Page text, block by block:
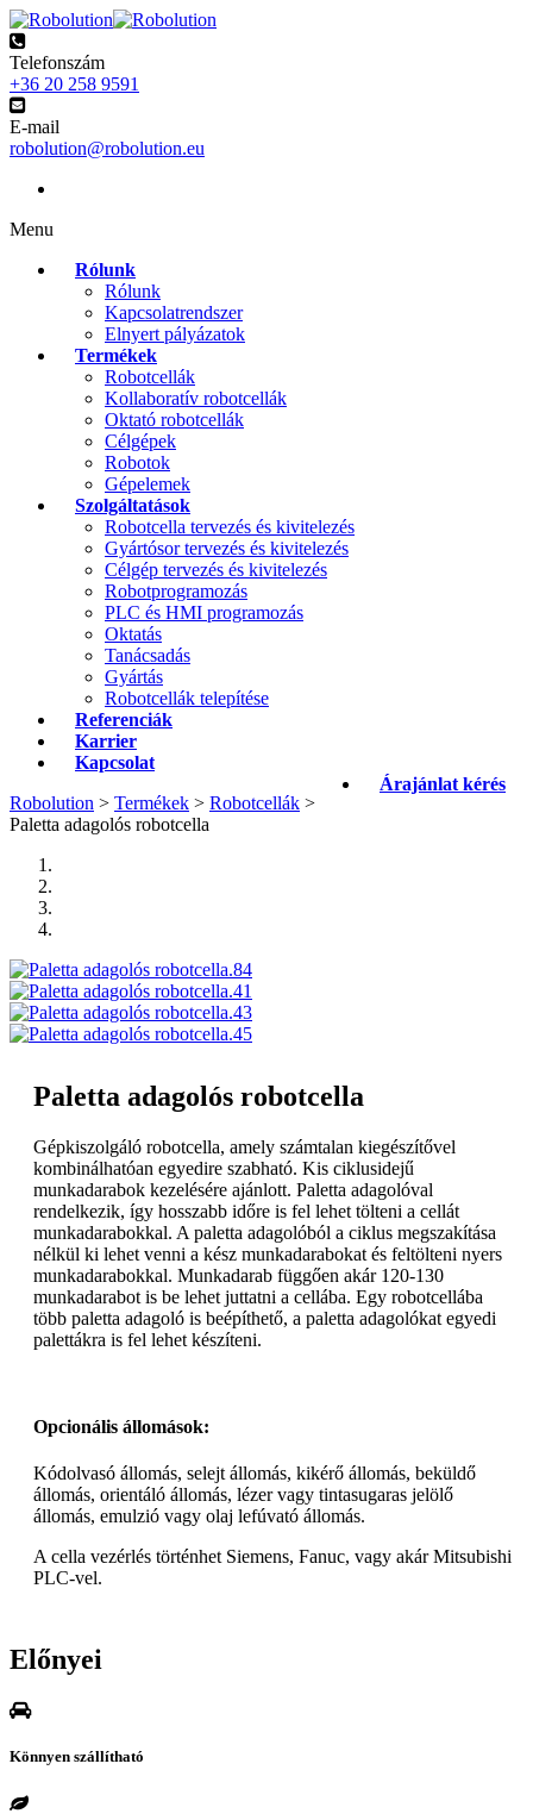
Telefonszám
+36 20 258 9591
E-mail
robolution@robolution.eu
Menu
Rólunk
Rólunk
Kapcsolatrendszer
Elnyert pályázatok
Termékek
Robotcellák
Kollaboratív robotcellák
Oktató robotcellák
Célgépek
Robotok
Gépelemek
Szolgáltatások
Robotcella tervezés és kivitelezés
Gyártósor tervezés és kivitelezés
Célgép tervezés és kivitelezés
Robotprogramozás
PLC és HMI programozás
Oktatás
Tanácsadás
Gyártás
Robotcellák telepítése
Referenciák
Karrier
Kapcsolat
Árajánlat kérés
Robolution > Termékek > Robotcellák >
Paletta adagolós robotcella
Paletta adagolós robotcella
Gépkiszolgáló robotcella, amely számtalan kiegészítővel
kombinálhatóan egyedire szabható. Kis ciklusidejű
munkadarabok kezelésére ajánlott. Paletta adagolóval
rendelkezik, így hosszabb időre is fel lehet tölteni a cellát
munkadarabokkal. A paletta adagolóból a ciklus megszakítása
nélkül ki lehet venni a kész munkadarabokat és feltölteni nyers
munkadarabokkal. Munkadarab függően akár 120-130
munkadarabot is be lehet juttatni a cellába. Egy robotcellába
több paletta adagoló is beépíthető, a paletta adagolókat egyedi
palettákra is fel lehet készíteni.
Opcionális állomások:
Kódolvasó állomás, selejt állomás, kikérő állomás, beküldő
állomás, orientáló állomás, lézer vagy tintasugaras jelölő
állomás, emulzió vagy olaj lefúvató állomás.
A cella vezérlés történhet Siemens, Fanuc, vagy akár Mitsubishi
PLC-vel.
Előnyei
Könnyen szállítható